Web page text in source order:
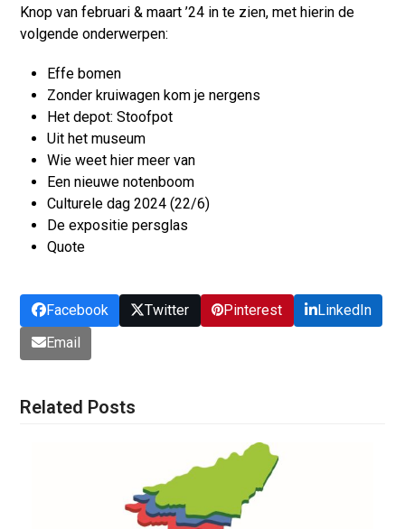
Knop van februari & maart ’24 in te zien, met hierin de
volgende onderwerpen:
Effe bomen
Zonder kruiwagen kom je nergens
Het depot: Stoofpot
Uit het museum
Wie weet hier meer van
Een nieuwe notenboom
Culturele dag 2024 (22/6)
De expositie persglas
Quote
Facebook Twitter Pinterest
LinkedIn
Email
Related Posts